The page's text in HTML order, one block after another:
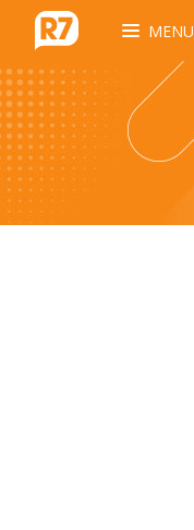
MENU